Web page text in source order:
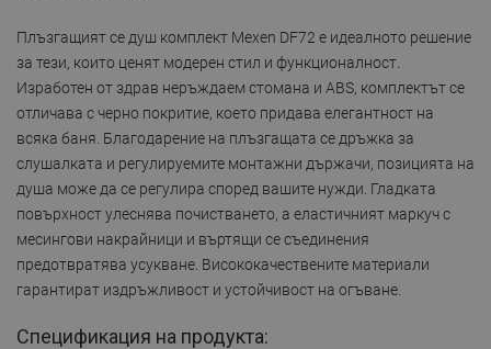
Плъзгащият се душ комплект Mexen DF72 е идеалното решение
за тези, които ценят модерен стил и функционалност.
Изработен от здрав неръждаем стомана и ABS, комплектът се
отличава с черно покритие, което придава елегантност на
всяка баня. Благодарение на плъзгащата се дръжка за
слушалката и регулируемите монтажни държачи, позицията на
душа може да се регулира според вашите нужди. Гладката
повърхност улеснява почистването, а еластичният маркуч с
месингови накрайници и въртящи се съединения
предотвратява усукване. Висококачествените материали
гарантират издръжливост и устойчивост на огъване.
Спецификация на продукта: